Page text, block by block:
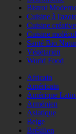
Bistrot
Cuisine à
Cuisine créative
Cuisine
Santé Bio
Végétarien
World Food
Africain
Américain
Amérique
Arménien
Asiatique
Belge
Brésilien